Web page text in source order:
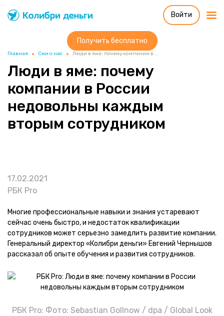
Войти
Главная Сми о нас Люди в яме: почему компании в ...
Люди в яме: почему
компании в России
недовольны каждым
вторым сотрудником
17.02.2021
РБК Pro
Многие профессиональные навыки и знания устаревают
сейчас очень быстро, и недостаток квалификации
сотрудников может серьезно замедлить развитие компании.
Генеральный директор «Колибри деньги» Евгений Чернышов
рассказал об опыте обучения и развития сотрудников.
РБК Pro: Фото: Sebastian Gollnow / dpa / Global Look
Получить бесплатно